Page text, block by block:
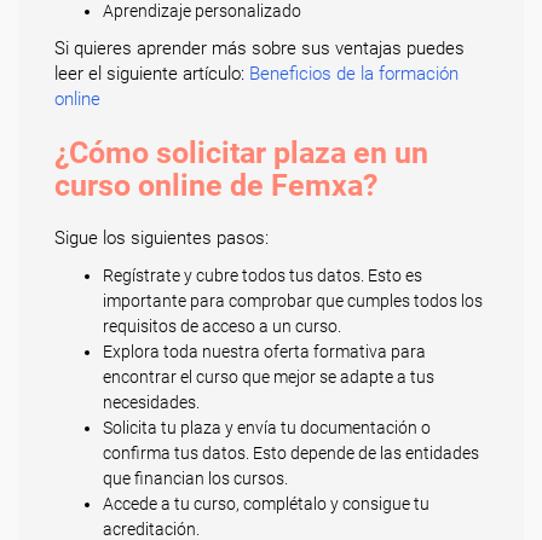
Aprendizaje personalizado
Si quieres aprender más sobre sus ventajas puedes
leer el siguiente artículo: Beneficios de la formación
online
¿Cómo solicitar plaza en un
curso online de Femxa?
Sigue los siguientes pasos:
Regístrate y cubre todos tus datos. Esto es
importante para comprobar que cumples todos los
requisitos de acceso a un curso.
Explora toda nuestra oferta formativa para
encontrar el curso que mejor se adapte a tus
necesidades.
Solicita tu plaza y envía tu documentación o
confirma tus datos. Esto depende de las entidades
que financian los cursos.
Accede a tu curso, complétalo y consigue tu
acreditación.